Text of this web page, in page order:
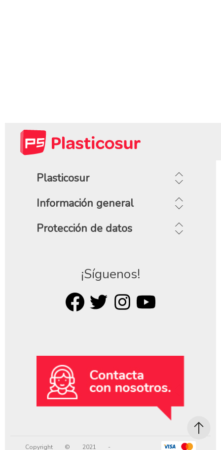
Plasticosur
Información general
Protección de datos
¡Síguenos!
Copyright © 2021 -